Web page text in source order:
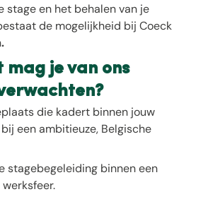
stage en het behalen van je
de mogelijkheid bij Coeck
.
mag je van ons
die kadert binnen jouw
een ambitieuze, Belgische
stagebegeleiding binnen een